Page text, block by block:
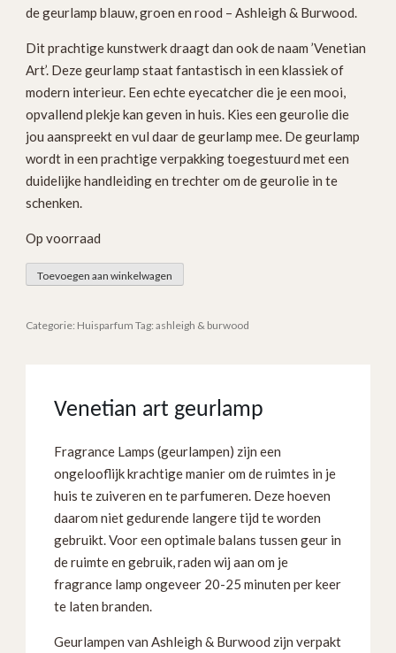
de geurlamp blauw, groen en rood – Ashleigh & Burwood.
Dit prachtige kunstwerk draagt dan ook de naam ’Venetian
Art’. Deze geurlamp staat fantastisch in een klassiek of
modern interieur. Een echte eyecatcher die je een mooi,
opvallend plekje kan geven in huis. Kies een geurolie die
jou aanspreekt en vul daar de geurlamp mee. De geurlamp
wordt in een prachtige verpakking toegestuurd met een
duidelijke handleiding en trechter om de geurolie in te
schenken.
Op voorraad
Geurlamp
Ashleigh
Burwood
aantal
Toevoegen aan winkelwagen
Categorie: Huisparfum Tag:ashleigh & burwood
Venetian art geurlamp
Fragrance Lamps (geurlampen) zijn een
ongelooflijk krachtige manier om de ruimtes in je
huis te zuiveren en te parfumeren. Deze hoeven
daarom niet gedurende langere tijd te worden
gebruikt. Voor een optimale balans tussen geur in
de ruimte en gebruik, raden wij aan om je
fragrance lamp ongeveer 20-25 minuten per keer
te laten branden.
Geurlampen van Ashleigh & Burwood zijn verpakt